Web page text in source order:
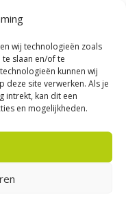
wij technologieën zoals
slaan en/of te
kunnen wij
deze site verwerken. Als je
intrekt, kan dit een
en mogelijkheden.
trommelstenen
getrommelde
6 cm Musselkalk
27,75 per m²